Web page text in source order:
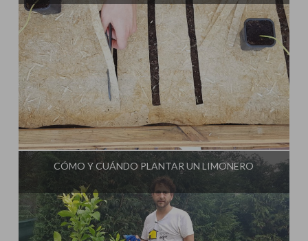
Influencer:
CÓMO Y CUÁNDO PLANTAR UN LIMONERO